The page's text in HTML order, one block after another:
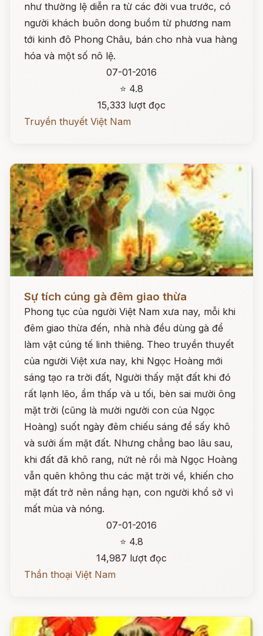
như thường lệ diễn ra từ các đời vua trước, có
người khách buôn dong buồm từ phương nam
tới kinh đô Phong Châu, bán cho nhà vua hàng
hóa và một số nô lệ.
07-01-2016
⭐ 4.8
15,333 lượt đọc
Truyền thuyết Việt Nam
Sự tích cúng gà đêm giao thừa
Phong tục của người Việt Nam xưa nay, mỗi khi
đêm giao thừa đến, nhà nhà đều dùng gà để
làm vật cúng tế linh thiêng. Theo truyền thuyết
của người Việt xưa nay, khi Ngọc Hoàng mới
sáng tạo ra trời đất, Người thấy mặt đất khi đó
rất lạnh lẽo, ẩm thấp và u tối, bèn sai mười ông
mặt trời (cũng là mười người con của Ngọc
Hoàng) suốt ngày đêm chiếu sáng để sấy khô
và sưởi ấm mặt đất. Nhưng chẳng bao lâu sau,
khi đất đã khô rang, nứt nẻ rồi mà Ngọc Hoàng
vẫn quên không thu các mặt trời về, khiến cho
mặt đất trở nên nắng hạn, con người khổ sở vì
mất mùa và nóng.
07-01-2016
⭐ 4.8
14,987 lượt đọc
Thần thoại Việt Nam